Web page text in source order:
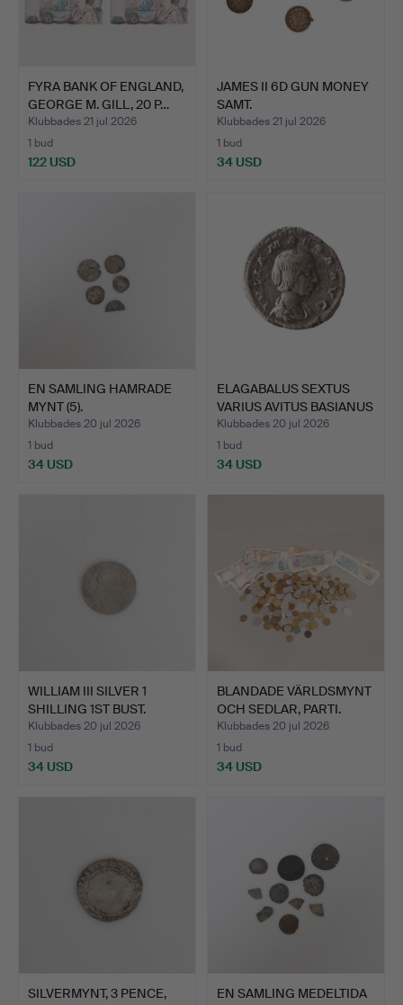
FYRA BANK OF ENGLAND,
GEORGE M. GILL, 20 P…
Klubbades 21 jul 2026
1 bud
122 USD
JAMES II 6D GUN MONEY
SAMT.
Klubbades 21 jul 2026
1 bud
34 USD
EN SAMLING HAMRADE
MYNT (5).
Klubbades 20 jul 2026
1 bud
34 USD
ELAGABALUS SEXTUS
VARIUS AVITUS BASIANUS
(…
Klubbades 20 jul 2026
1 bud
34 USD
WILLIAM III SILVER 1
SHILLING 1ST BUST.
Klubbades 20 jul 2026
1 bud
34 USD
BLANDADE VÄRLDSMYNT
OCH SEDLAR, PARTI.
Klubbades 20 jul 2026
1 bud
34 USD
SILVERMYNT, 3 PENCE,
EN SAMLING MEDELTIDA